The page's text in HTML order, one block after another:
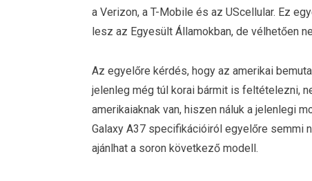
a Verizon, a T-Mobile és az UScellular. Ez
lesz az Egyesült Államokban, de vélhetően
Az egyelőre kérdés, hogy az amerikai
jelenleg még túl korai bármit is feltételezni,
amerikaiaknak van, hiszen náluk a jelenlegi
Galaxy A37 specifikációiról egyelőre semmi
ajánlhat a soron következő modell.